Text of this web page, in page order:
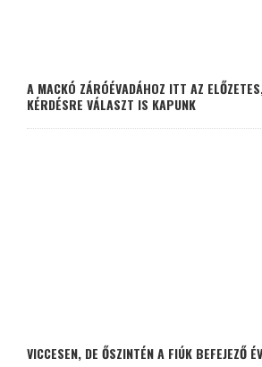
A MACKÓ ZÁRÓÉVADÁHOZ ITT AZ
KÉRDÉSRE VÁLASZT IS KAPUNK
VICCESEN, DE ŐSZINTÉN A FIÚK BEFEJEZŐ